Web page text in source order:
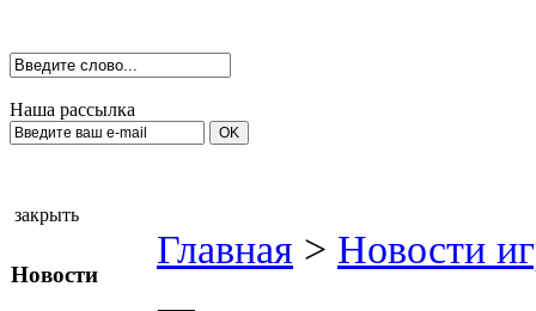
Наша рассылка
закрыть
Новости
Главная > Новости